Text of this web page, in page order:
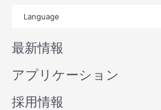
u
b
e
i
n
Language
最新情報
アプリケーション
採用情報